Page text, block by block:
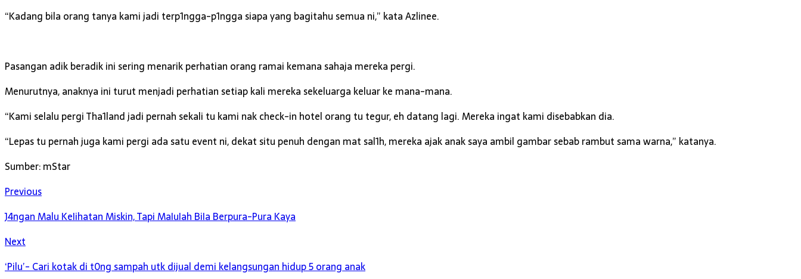
“Kadang bila orang tanya kami jadi terp1ngga-p1ngga siapa yang bagitahu semua ni,” kata Azlinee.
Pasangan adik beradik ini sering menarik perhatian orang ramai kemana sahaja mereka pergi.
Menurutnya, anaknya ini turut menjadi perhatian setiap kali mereka sekeluarga keluar ke mana-mana.
“Kami selalu pergi Tha1land jadi pernah sekali tu kami nak check-in hotel orang tu tegur, eh datang lagi. Mereka ingat kami disebabkan dia.
“Lepas tu pernah juga kami pergi ada satu event ni, dekat situ penuh dengan mat sal1h, mereka ajak anak saya ambil gambar sebab rambut sama warna,” katanya.
Sumber: mStar
Previous
J4ngan Malu KeIihatan Miskin, Tapi MaIuIah BiIa Berpura-Pura Kaya
Next
‘Pilu’- Cari kotak di t0ng sampah utk dijual demi kelangsungan hidup 5 orang anak